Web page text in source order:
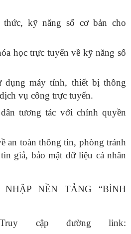
kỹ năng số cơ bản cho
học trực tuyến về kỹ năng số
dụng máy tính, thiết bị thông
vụ công trực tuyến.
tương tác với chính quyền
an toàn thông tin, phòng tránh
giả, bảo mật dữ liệu cá nhân
NỀN TẢNG “BÌNH
cập đường link: